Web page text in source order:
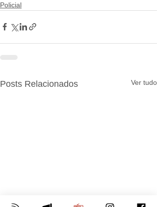
Policial
Posts Relacionados Ver tudo